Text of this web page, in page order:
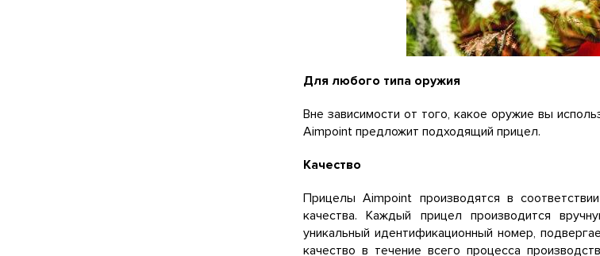
Для любого типа оружия
Вне зависимости от того, какое оружие вы
Aimpoint предложит подходящий прицел.
Качество
Прицелы Aimpoint производятся в
качества. Каждый прицел производится
уникальный идентификационный номер,
качество в течение всего процесса